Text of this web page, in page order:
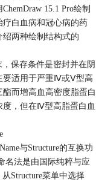
15.1 Pro绘制
白血病和冠心病的药
两种绘制结构式的
保存条件是密封并在阴
要适用于严重Ⅳ或Ⅴ型高
而增高血高密度脂蛋白
度，但在Ⅳ型高脂蛋白血
与Structure的互换功
名法是由国际纯粹与应
Structure菜单中选择